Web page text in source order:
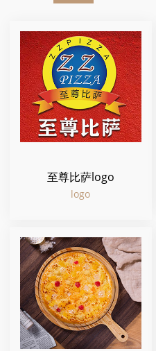
至尊比萨logo
logo